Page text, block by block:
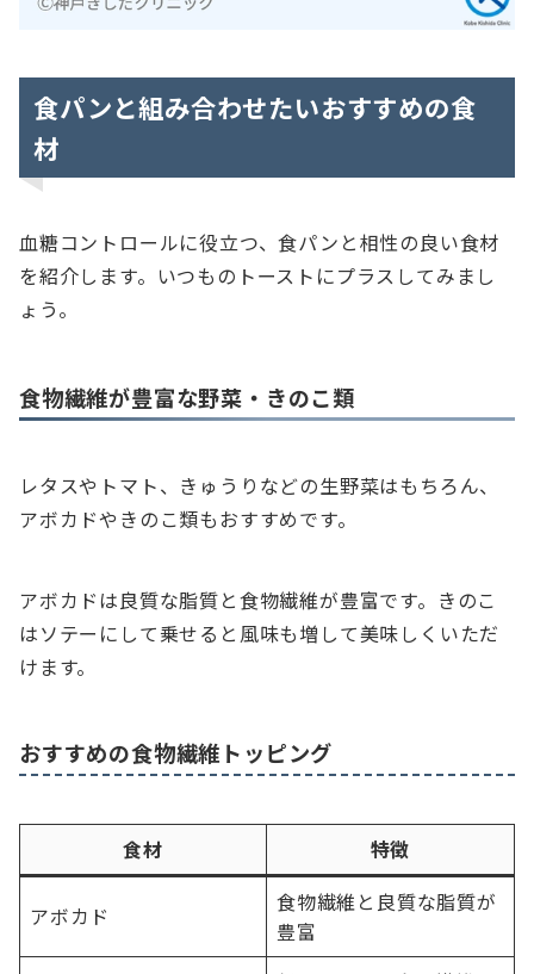
食パンと組み合わせたいおすすめの食
材
血糖コントロールに役立つ、食パンと相性の良い食材
を紹介します。いつものトーストにプラスしてみまし
ょう。
食物繊維が豊富な野菜・きのこ類
レタスやトマト、きゅうりなどの生野菜はもちろん、
アボカドやきのこ類もおすすめです。
アボカドは良質な脂質と食物繊維が豊富です。きのこ
はソテーにして乗せると風味も増して美味しくいただ
けます。
おすすめの食物繊維トッピング
食材 特徴
アボカド
食物繊維と良質な脂質が
豊富